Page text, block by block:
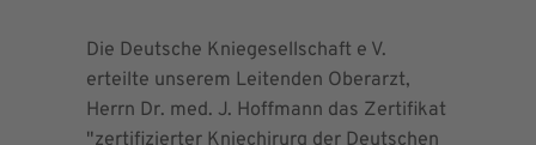
Die Deutsche Kniegesellschaft e V.
erteilte unserem Leitenden Oberarzt,
Herrn Dr. med. J. Hoffmann das Zertifikat